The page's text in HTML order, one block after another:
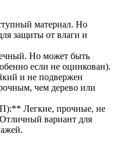
материал. Но
защиты от влаги и
Но может быть
если не оцинкован).
и не подвержен
чем дерево или
Легкие, прочные, не
вариант для